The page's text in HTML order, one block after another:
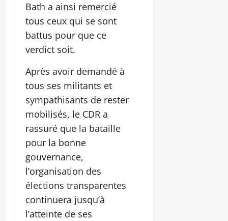
Bath a ainsi remercié
tous ceux qui se sont
battus pour que ce
verdict soit.
Après avoir demandé à
tous ses militants et
sympathisants de rester
mobilisés, le CDR a
rassuré que la bataille
pour la bonne
gouvernance,
l’organisation des
élections transparentes
continuera jusqu’à
l’atteinte de ses